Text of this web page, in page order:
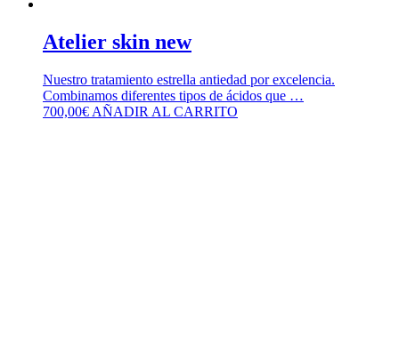
Atelier skin new
Nuestro tratamiento estrella antiedad por excelencia.
Combinamos diferentes tipos de ácidos que …
700,00€ AÑADIR AL CARRITO